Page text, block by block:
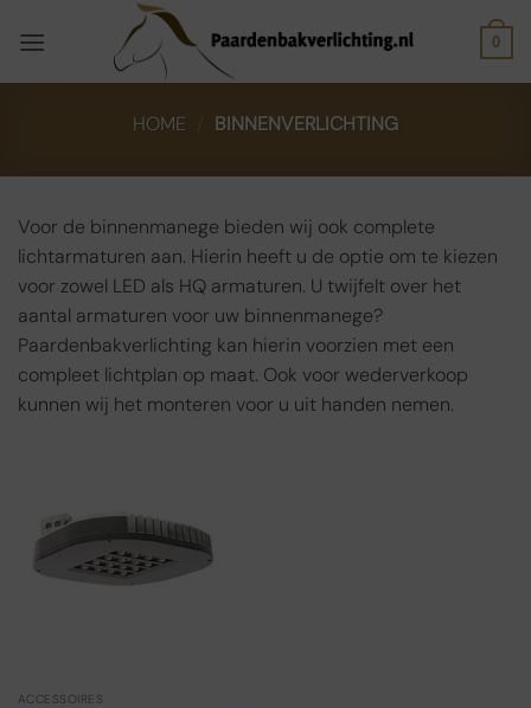
naar
0
HOME BINNENVERLICHTING
Voor de binnenmanege bieden wij ook complete
lichtarmaturen aan. Hierin heeft u de optie om te kiezen
voor zowel LED als HQ armaturen. U twijfelt over het
aantal armaturen voor uw binnenmanege?
Paardenbakverlichting kan hierin voorzien met een
compleet lichtplan op maat. Ook voor wederverkoop
kunnen wij het monteren voor u uit handen nemen.
ACCESSOIRES